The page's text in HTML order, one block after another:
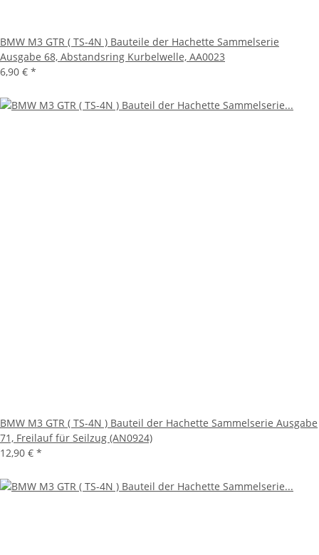
BMW M3 GTR ( TS-4N ) Bauteile der Hachette Sammelserie
Ausgabe 68, Abstandsring Kurbelwelle, AA0023
6,90 € *
BMW M3 GTR ( TS-4N ) Bauteil der Hachette Sammelserie Ausgabe
71, Freilauf für Seilzug (AN0924)
12,90 € *